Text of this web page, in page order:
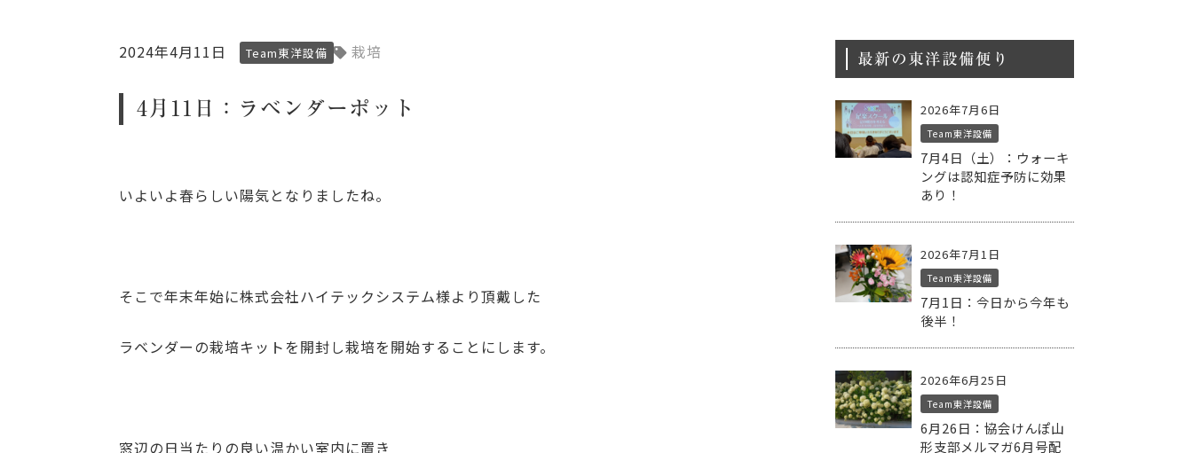
2024年4月11日 Team東洋設備 栽培
4月11日：ラベンダーポット
いよいよ春らしい陽気となりましたね。
そこで年末年始に株式会社ハイテックシステム様より頂戴した
ラベンダーの栽培キットを開封し栽培を開始することにします。
窓辺の日当たりの良い温かい室内に置き
最新の東洋設備便り
2026年7月6日
Team東洋設備
7月4日（土）：ウォーキ
ングは認知症予防に効果
あり！
2026年7月1日
Team東洋設備
7月1日：今日から今年も
後半！
2026年6月25日
Team東洋設備
6月26日：協会けんぽ山
形支部メルマガ6月号配